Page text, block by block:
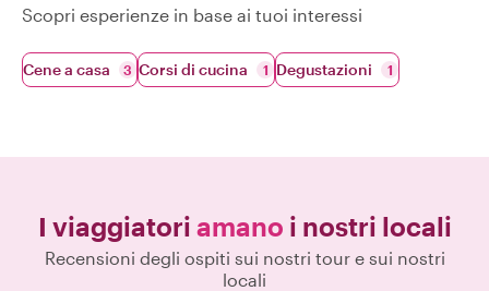
Scopri esperienze in base ai tuoi interessi
Cene a casa 3 Corsi di cucina 1 Degustazioni 1
I viaggiatori amano i nostri locali
Recensioni degli ospiti sui nostri tour e sui nostri
locali